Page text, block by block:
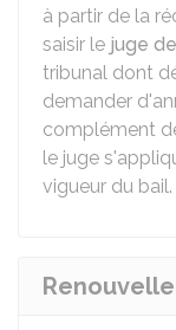
à partir de la
saisir le juge
tribunal dont
demander
complément
le juge
vigueur du bail.